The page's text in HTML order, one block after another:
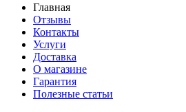
Главная
Отзывы
Контакты
Услуги
Доставка
О магазине
Гарантия
Полезные статьи